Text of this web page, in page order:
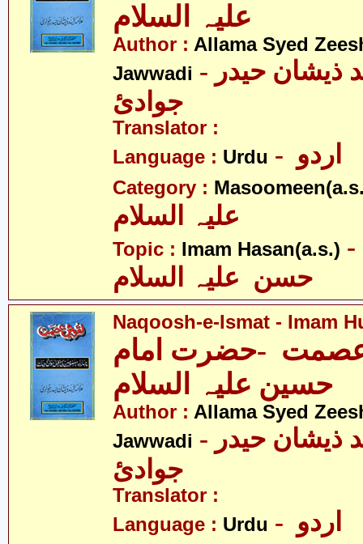
علیہ السلام
Author : Allama Syed
Jawwadi - علامہ سیّد ذیشان حیدر
جوادئ
Translator :
Language : Urdu
Category :
Topic : Imam Hasan(a.s.) - امام
حسن علیہ السلام
Naqoosh-e-Ismat - Imam
-حضرت امام
حسین علیہ السلام
Author : Allama Syed
Jawwadi - علامہ سیّد ذیشان حیدر
جوادئ
Translator :
Language : Urdu